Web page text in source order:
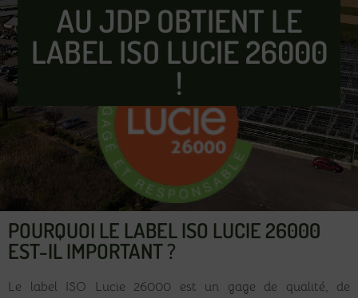
AU JDP OBTIENT LE
LABEL ISO LUCIE 26000
!
POURQUOI LE LABEL ISO LUCIE 26000
EST-IL IMPORTANT ?
Le label ISO Lucie 26000 est un gage de qualité, de